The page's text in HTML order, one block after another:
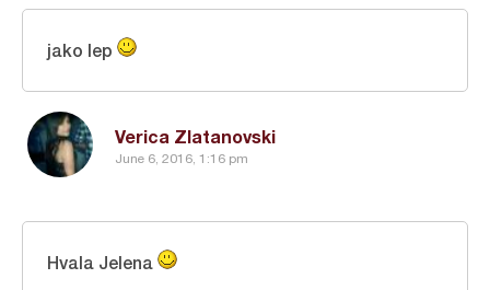
Verica Zlatanovski
June 6, 2016, 1:16 pm
jako lep
Hvala Jelena